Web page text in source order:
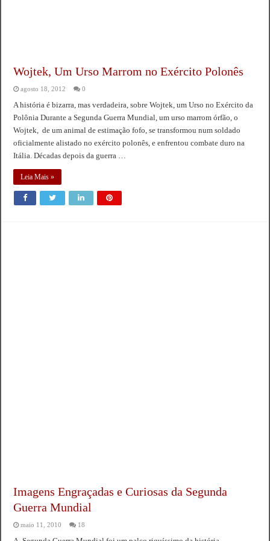
Wojtek, Um Urso Marrom no Exército Polonês
agosto 18, 2012 0
A história é bizarra, mas verdadeira, sobre Wojtek, um Urso no Exército da
Polônia Durante a Segunda Guerra Mundial, um urso marrom órfão, o
Wojtek, de um animal de estimação fofo, se transformou num soldado
oficialmente alistado no exército polonês, e enfrentou combate duro na
Itália. Décadas depois da guerra …
Leia Mais »
Imagens Engraçadas e Curiosas da Segunda
Guerra Mundial
maio 11, 2010 18